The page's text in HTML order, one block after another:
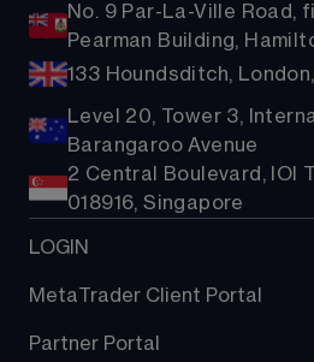
No. 9 Par-La-Ville Road,
Pearman Building,
133 Houndsditch,
Level 20, Tower 3,
Barangaroo Avenue
2 Central Boulevard, IOI
018916, Singapore
LOGIN
MetaTrader Client Portal
Partner Portal